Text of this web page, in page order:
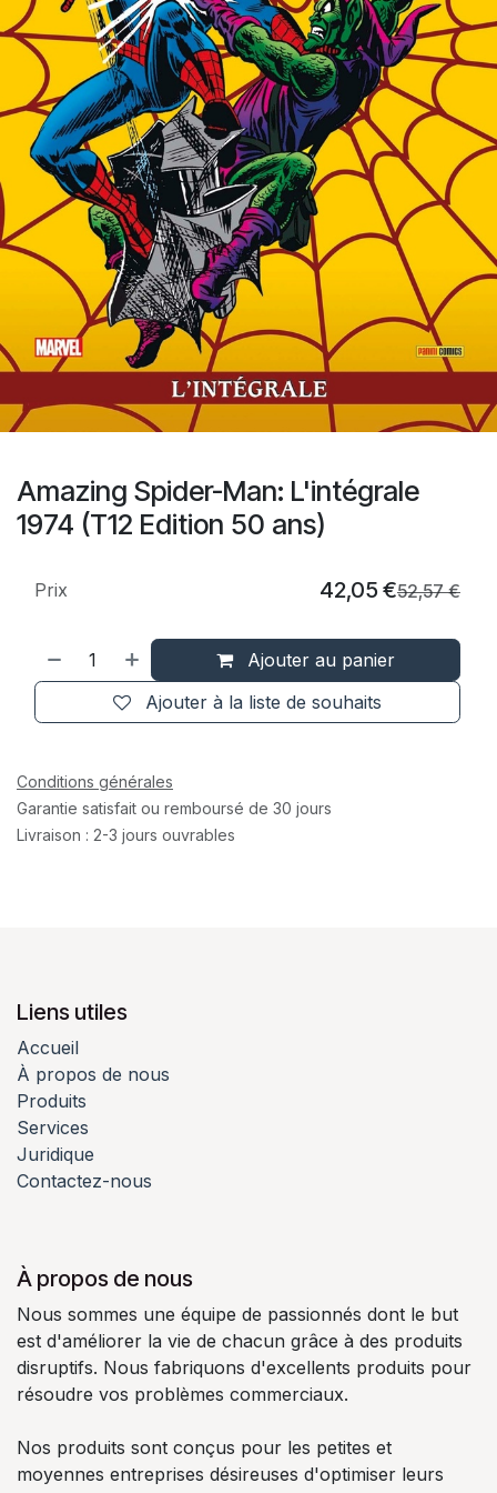
Amazing Spider-Man: L'intégrale
1974 (T12 Edition 50 ans)
Ajouter au panier
Ajouter à la liste de souhaits
Prix 42,05 €52,57€
Conditions générales
Garantie satisfait ou remboursé de 30 jours
Livraison : 2-3 jours ouvrables
Liens utiles
Accueil
À propos de nous
Produits
Services
Juridique
Contactez-nous
À propos de nous
Nous sommes une équipe de passionnés dont le but
est d'améliorer la vie de chacun grâce à des produits
disruptifs. Nous fabriquons d'excellents produits pour
résoudre vos problèmes commerciaux.
Nos produits sont conçus pour les petites et
moyennes entreprises désireuses d'optimiser leurs